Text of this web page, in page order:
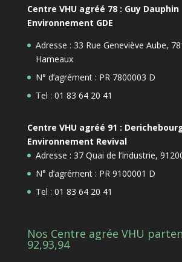
Centre VHU agréé 78 : Guy Dauphin
Environnement GDE
Adresse : 33 Rue Geneviève Aube,
Hameaux
N° d’agrément : PR 7800003 D
Tel : 01 83 64 20 41
Centre VHU agréé 91 :
Environnement Revival
Adresse : 37 Quai de l’Industrie,
N° d’agrément : PR 9100001 D
Tel : 01 83 64 20 41
Nos Centre agrée VHU
92,93,94